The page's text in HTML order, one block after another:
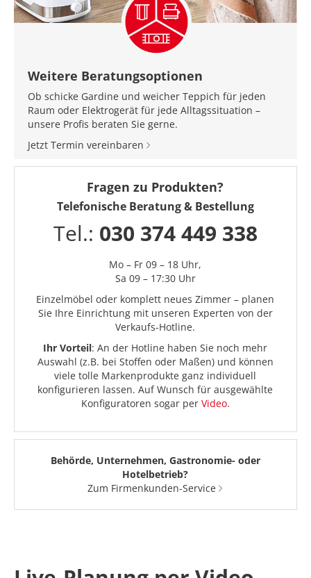
Weitere Beratungsoptionen
Ob schicke Gardine und weicher Teppich für jeden
Raum oder Elektrogerät für jede Alltagssituation –
unsere Profis beraten Sie gerne.
Jetzt Termin vereinbaren
Fragen zu Produkten?
Telefonische Beratung & Bestellung
Tel.: 030 374 449 338
Mo – Fr 09 – 18 Uhr,
Sa 09 – 17:30 Uhr
Einzelmöbel oder komplett neues Zimmer – planen
Sie Ihre Einrichtung mit unseren Experten von der
Verkaufs-Hotline.
Ihr Vorteil: An der Hotline haben Sie noch mehr
Auswahl (z.B. bei Stoffen oder Maßen) und können
viele tolle Markenprodukte ganz individuell
konfigurieren lassen. Auf Wunsch für ausgewählte
Konfiguratoren sogar per Video.
Behörde, Unternehmen, Gastronomie- oder
Hotelbetrieb?
Zum Firmenkunden-Service